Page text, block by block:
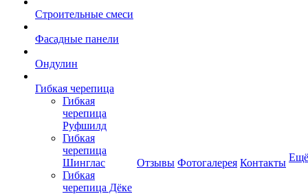
Строительные смеси
Фасадные панели
Ондулин
Гибкая черепица
Гибкая
черепица
Руфшилд
Гибкая
черепица
Шинглас
Гибкая
черепица Дёке
Отзывы Фотогалерея Контакты Ещё